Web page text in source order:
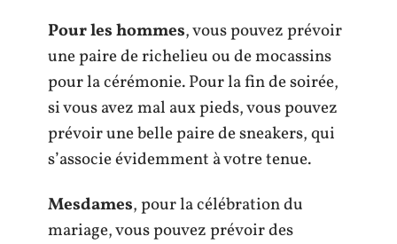
Pour les hommes, vous pouvez prévoir
une paire de richelieu ou de mocassins
pour la cérémonie. Pour la fin de soirée,
si vous avez mal aux pieds, vous pouvez
prévoir une belle paire de sneakers, qui
s’associe évidemment à votre tenue.
Mesdames, pour la célébration du
mariage, vous pouvez prévoir des